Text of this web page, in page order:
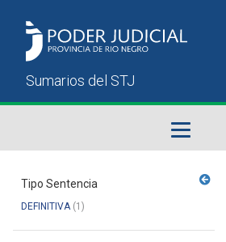
Sumarios del STJ
Tipo Sentencia
DEFINITIVA(1)